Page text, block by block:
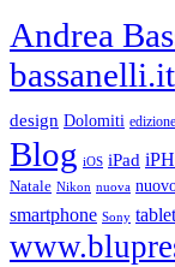
Andrea
bassanelli.it
design Dolomiti edizione
Blog iOS iPad
Natale Nikon nuova
smartphone Sony tablet